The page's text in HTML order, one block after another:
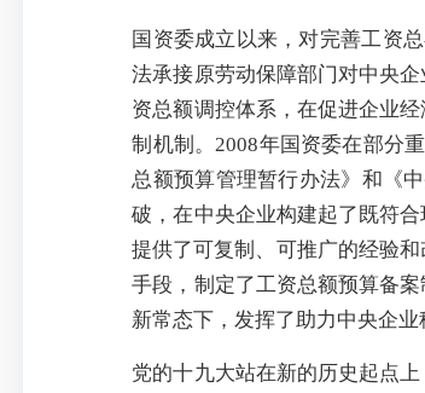
国资委成立以来，对完善工资
法承接原劳动保障部门对中央
资总额调控体系，在促进企业
制机制。2008年国资委在部分
总额预算管理暂行办法》和《
破，在中央企业构建起了既符
提供了可复制、可推广的经验
手段，制定了工资总额预算备
新常态下，发挥了助力中央企
党的十九大站在新的历史起点